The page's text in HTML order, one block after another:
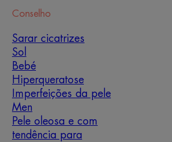
Conselho
Sarar cicatrizes
Sol
Bebé
Hiperqueratose
Imperfeições da pele
Men
Pele oleosa e com
tendência para